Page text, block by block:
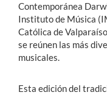
Contemporánea
Instituto de Música
Católica de
se reúnen las más
musicales.
Esta edición del